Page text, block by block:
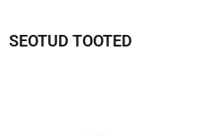
SEOTUD TOOTED